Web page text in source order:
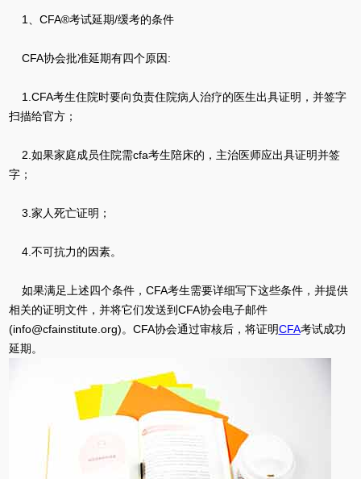
1、CFA®考试延期/缓考的条件
CFA协会批准延期有四个原因:
1.CFA考生住院时要向负责住院病人治疗的医生出具证明，并签字
扫描给官方；
2.如果家庭成员住院需cfa考生陪床的，主治医师应出具证明并签
字；
3.家人死亡证明；
4.不可抗力的因素。
如果满足上述四个条件，CFA考生需要详细写下这些条件，并提供
相关的证明文件，并将它们发送到CFA协会电子邮件
(info@cfainstitute.org)。CFA协会通过审核后，将证明CFA考试成功
延期。